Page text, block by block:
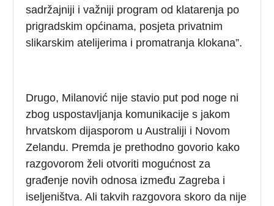
sadržajniji i važniji program od klatarenja po
prigradskim općinama, posjeta privatnim
slikarskim atelijerima i promatranja klokana”.
Drugo, Milanović nije stavio put pod noge ni
zbog uspostavljanja komunikacije s jakom
hrvatskom dijasporom u Australiji i Novom
Zelandu. Premda je prethodno govorio kako
razgovorom želi otvoriti mogućnost za
građenje novih odnosa između Zagreba i
iseljeništva. Ali takvih razgovora skoro da nije